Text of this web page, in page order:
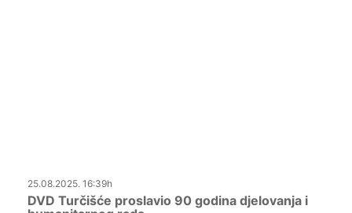
25.08.2025. 16:39h
DVD Turčišće proslavio 90 godina djelovanja i